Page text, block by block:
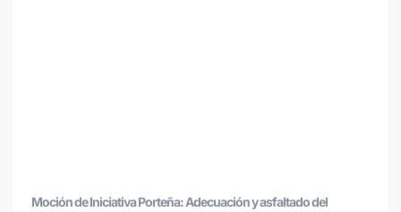
Moción de Iniciativa Porteña: Adecuación y asfaltado del